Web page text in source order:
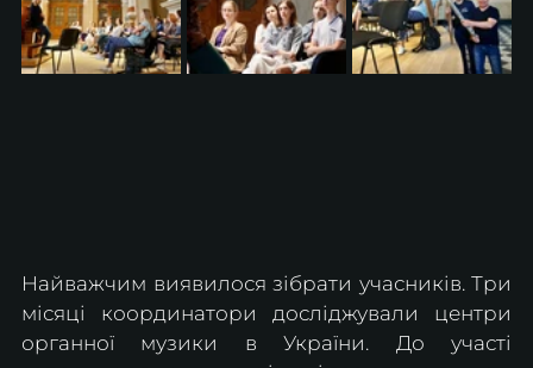
Найважчим виявилося зібрати учасників. Три
місяці координатори досліджували центри
органної музики в України. До участі